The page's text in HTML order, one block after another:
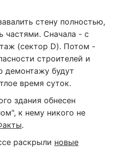
стену полностью,
частями. Сначала - с
(сектор D). Потом -
строителей и
демонтажу будут
время суток.
здания обнесен
к нему никого не
.
раскрыли новые